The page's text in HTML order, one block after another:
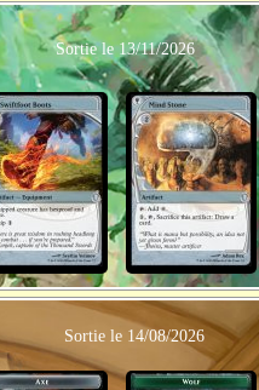
Sortie le 13/11/2026
Sortie le 14/08/2026